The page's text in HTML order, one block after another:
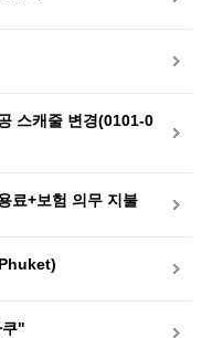
스캐줄 변경(0101-0
료+보험 의무 지불
"하쿠"